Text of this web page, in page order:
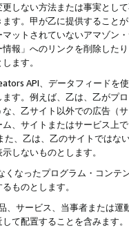
しない方法または事実とし
す。甲が乙に提供すること
ットされていないアマゾン
報」へのリンクを削除した
ます。
API、データフィード
す。例えば、乙は、乙がプ
、乙サイト以外での広告（
、サイトまたはサービス上
た、乙は、乙のサイトでは
しないものとします。
くなったプログラム・コン
ものとします。
、サービス、当事者または
て配置することを含みます